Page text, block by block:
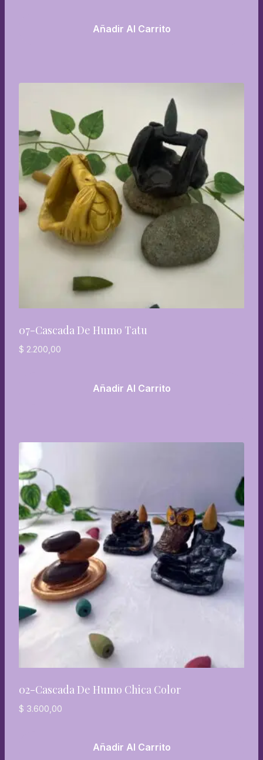
Añadir Al Carrito
07-Cascada De Humo Tatu
$ 2.200,00
Añadir Al Carrito
02-Cascada De Humo Chica Color
$ 3.600,00
Añadir Al Carrito